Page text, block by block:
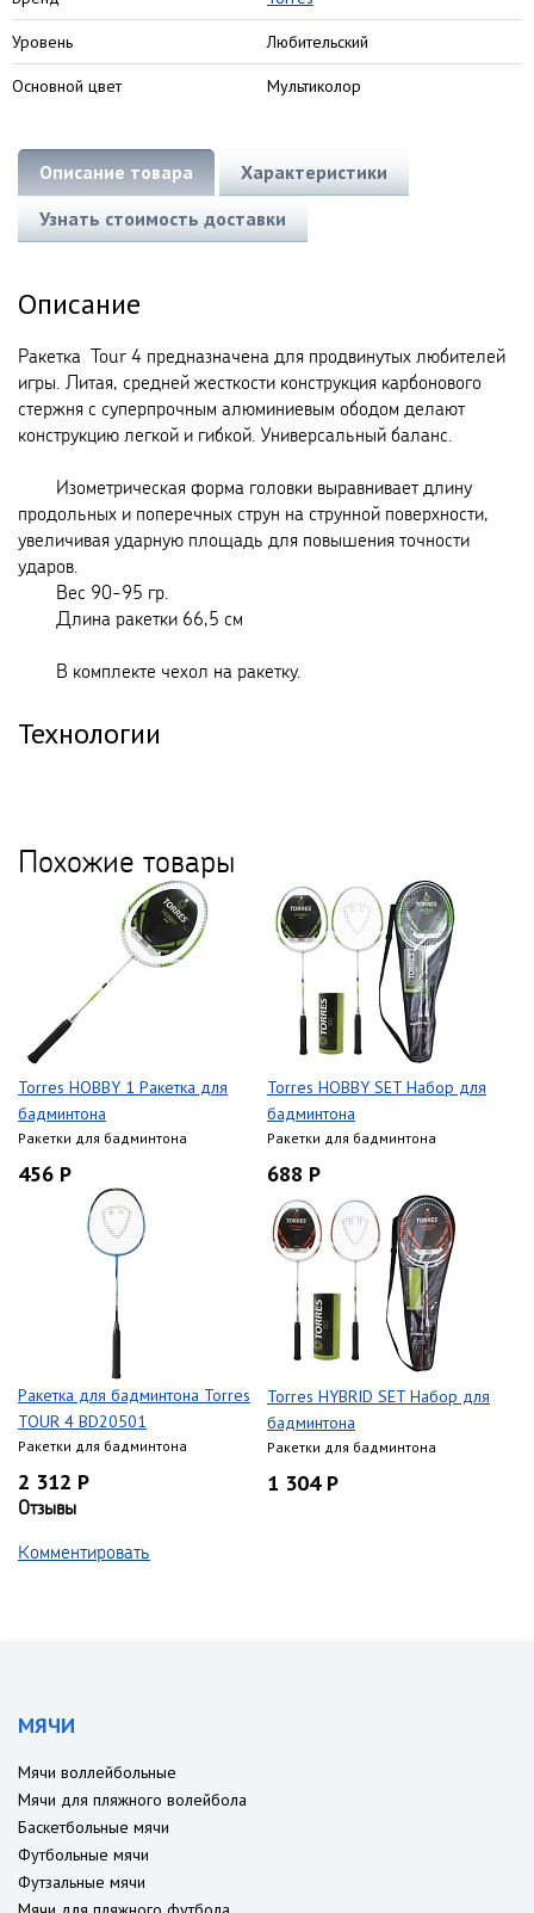
Уровень Любительский
Основной цвет Мультиколор
Описание товара
Характеристики
Узнать стоимость доставки
Описание
Ракетка Tour 4 предназначена для продвинутых любителей
игры. Литая, средней жесткости конструкция карбонового
стержня с суперпрочным алюминиевым ободом делают
конструкцию легкой и гибкой. Универсальный баланс.
Изометрическая форма головки выравнивает длину
продольных и поперечных струн на струнной поверхности,
увеличивая ударную площадь для повышения точности
ударов.
Вес 90-95 гр.
Длина ракетки 66,5 см
В комплекте чехол на ракетку.
Технологии
Похожие товары
Torres HOBBY 1 Ракетка для
бадминтона
Ракетки для бадминтона
456 Р
Torres HOBBY SET Набор для
бадминтона
Ракетки для бадминтона
688 Р
Ракетка для бадминтона Torres
TOUR 4 BD20501
Ракетки для бадминтона
2 312 Р
Torres HYBRID SET Набор для
бадминтона
Ракетки для бадминтона
1 304 Р
Отзывы
Комментировать
МЯЧИ
Мячи воллейбольные
Мячи для пляжного волейбола
Баскетбольные мячи
Футбольные мячи
Футзальные мячи